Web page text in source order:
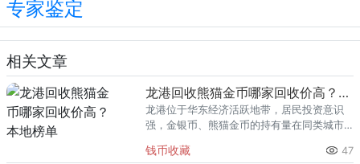
专家鉴定
相关文章
龙港回收熊猫金币哪家回收价高？本地榜单
龙港位于华东经济活跃地带，居民投资意识
强，金银币、熊猫金币的持有量在同类城市
熊猫金币的需求就明显升温，但鱼龙混杂的
钱币收藏 47